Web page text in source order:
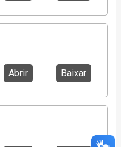
Abrir Baixar